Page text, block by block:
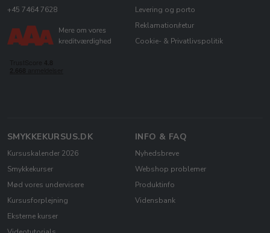
+45 7464 7628
Levering og porto
Reklamation/retur
Cookie- & Privatlivspolitik
SMYKKEKURSUS.DK
Kursuskalender 2026
Smykkekurser
Mød vores undervisere
Kursusforplejning
Eksterne kurser
INFO & FAQ
Nyhedsbreve
Webshop problemer
Produktinfo
Vidensbank